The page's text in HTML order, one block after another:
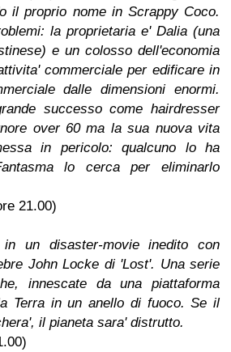
il proprio nome in Scrappy Coco.
la proprietaria e' Dalia (una
e un colosso dell'economia
commerciale per edificare in
dalle dimensioni enormi.
successo come hairdresser
over 60 ma la sua nuova vita
in pericolo: qualcuno lo ha
lo cerca per eliminarlo
21.00)
un disaster-movie inedito con
John Locke di 'Lost'. Una serie
innescate da una piattaforma
Terra in un anello di fuoco. Se il
il pianeta sara' distrutto.